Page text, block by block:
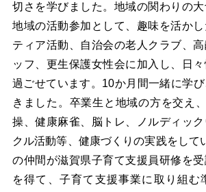
切さを学びました。地域の関わりの
地域の活動参加として、趣味を活か
ティア活動、自治会の老人クラブ、
ッフ、更生保護女性会に加入し、日々
過ごせています。10か月間一緒に学
きました。卒業生と地域の方を交え
操、健康麻雀、脳トレ、ノルディッ
クル活動等、健康づくりの実践をして
の仲間が滋賀県子育て支援員研修を
を得て、子育て支援事業に取り組む